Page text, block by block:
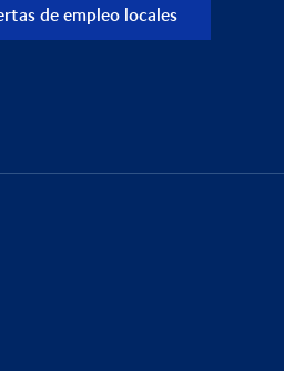
de empleo locales